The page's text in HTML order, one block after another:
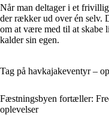
Når man deltager i et
der rækker ud over én selv.
om at være med til at skabe
kalder sin egen.
Tag på havkajakeventyr –
Fæstningsbyen fortæller:
oplevelser